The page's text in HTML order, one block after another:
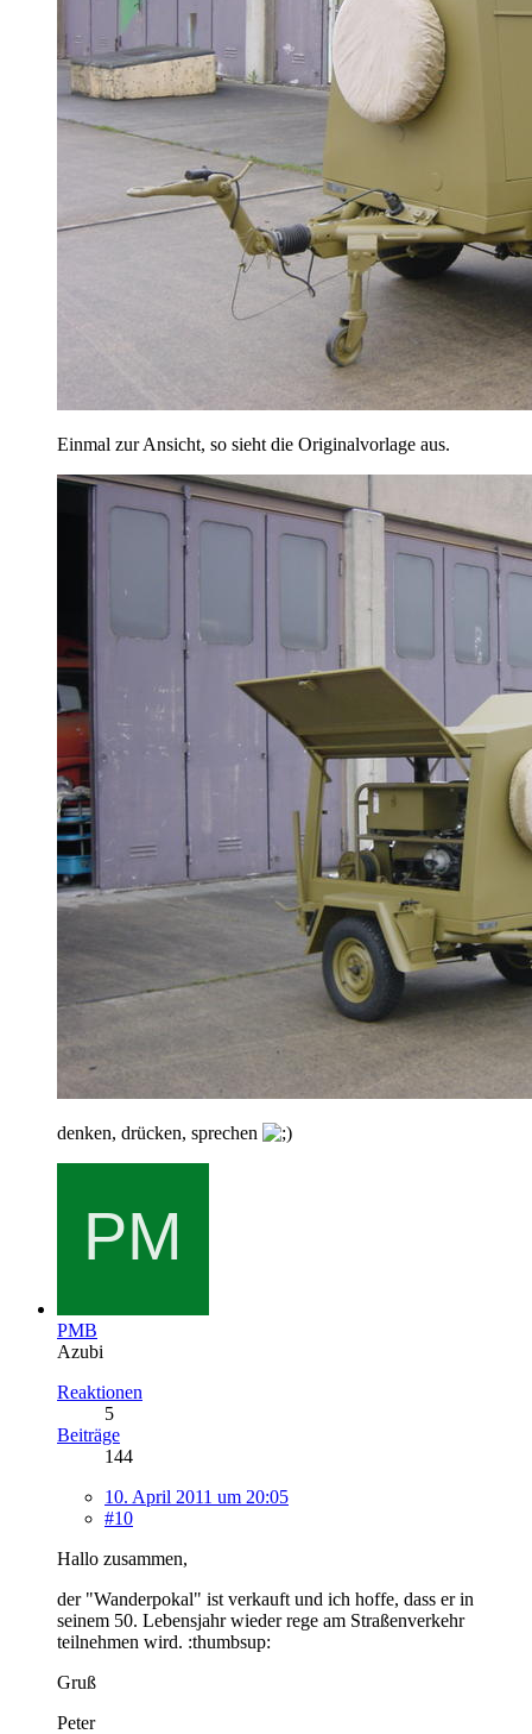
Einmal zur Ansicht, so sieht die Originalvorlage aus.
denken, drücken, sprechen
PMB
Azubi
Reaktionen
5
Beiträge
144
10. April 2011 um 20:05
#10
Hallo zusammen,
der "Wanderpokal" ist verkauft und ich hoffe, dass er in
seinem 50. Lebensjahr wieder rege am Straßenverkehr
teilnehmen wird. :thumbsup:
Gruß
Peter